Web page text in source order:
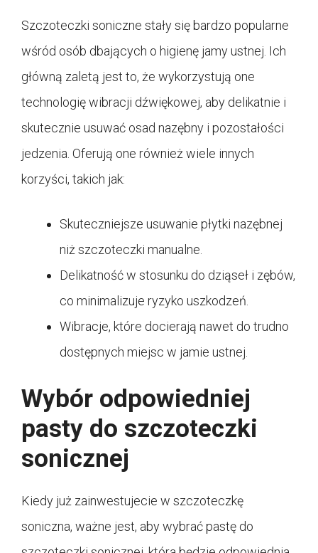
Szczoteczki soniczne stały się bardzo popularne
wśród osób dbających o higienę jamy ustnej. Ich
główną zaletą jest to, że wykorzystują one
technologię wibracji dźwiękowej, aby delikatnie i
skutecznie usuwać osad nazębny i pozostałości
jedzenia. Oferują one również wiele innych
korzyści, takich jak:
Skuteczniejsze usuwanie płytki nazębnej
niż szczoteczki manualne.
Delikatność w stosunku do dziąseł i zębów,
co minimalizuje ryzyko uszkodzeń.
Wibracje, które docierają nawet do trudno
dostępnych miejsc w jamie ustnej.
Wybór odpowiedniej
pasty do szczoteczki
sonicznej
Kiedy już zainwestujecie w szczoteczkę
soniczna, ważne jest, aby wybrać pastę do